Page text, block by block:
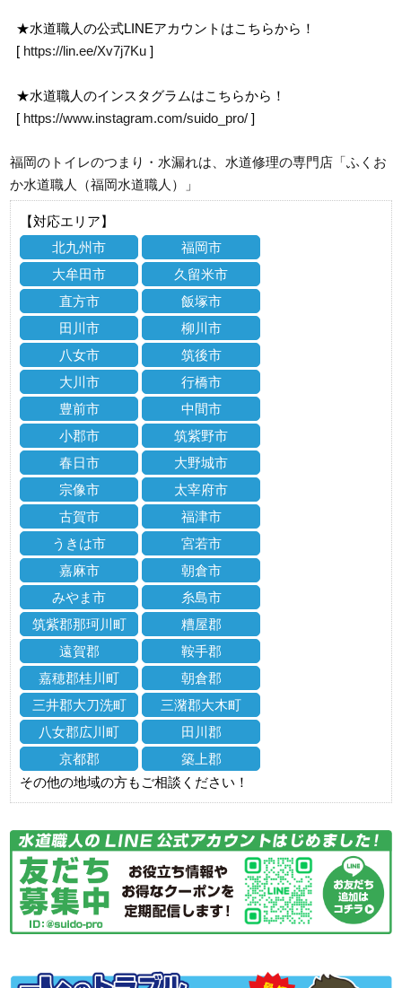
★水道職人の公式LINEアカウントはこちらから！
[ https://lin.ee/Xv7j7Ku ]
★水道職人のインスタグラムはこちらから！
[ https://www.instagram.com/suido_pro/ ]
福岡のトイレのつまり・水漏れは、水道修理の専門店「ふくお
か水道職人（福岡水道職人）」
【対応エリア】
北九州市
福岡市
大牟田市
久留米市
直方市
飯塚市
田川市
柳川市
八女市
筑後市
大川市
行橋市
豊前市
中間市
小郡市
筑紫野市
春日市
大野城市
宗像市
太宰府市
古賀市
福津市
うきは市
宮若市
嘉麻市
朝倉市
みやま市
糸島市
筑紫郡那珂川町
糟屋郡
遠賀郡
鞍手郡
嘉穂郡桂川町
朝倉郡
三井郡大刀洗町
三潴郡大木町
八女郡広川町
田川郡
京都郡
築上郡
その他の地域の方もご相談ください！